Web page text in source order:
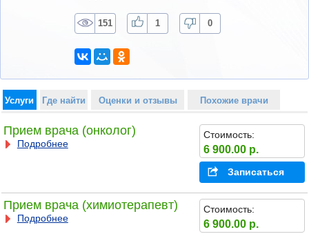
151 1 0
Услуги Где найти Оценки и отзывы Похожие врачи
Прием врача (онколог)
Подробнее
Стоимость:
6 900.00 р.
Записаться
Прием врача (химиотерапевт)
Подробнее
Стоимость:
6 900.00 р.